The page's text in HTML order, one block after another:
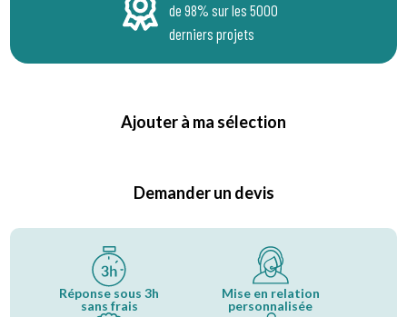
de 98% sur les 5000
derniers projets
Ajouter à ma sélection
Demander un devis
Réponse sous 3h
sans frais
Mise en relation
personnalisée